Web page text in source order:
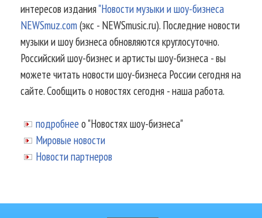
интересов издания"Новости музыки и шоу-бизнеса
NEWSmuz.com(экс - NEWSmusic.ru). Последние новости
музыки и шоу бизнеса обновляются круглосуточно.
Российский шоу-бизнес и артисты шоу-бизнеса - вы
можете читать новости шоу-бизнеса России сегодня на
сайте. Сообщить о новостях сегодня - наша работа.
подробнее о "Новостях шоу-бизнеса"
Мировые новости
Новости партнеров